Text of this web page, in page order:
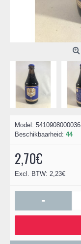
Model: 5410908000036
Beschikbaarheid: 44
2,70€
Excl. BTW: 2,23€
-